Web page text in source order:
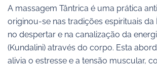
A massagem Tântrica é uma prática
originou-se nas tradições espirituais da
no despertar e na canalização da
(Kundalini) através do corpo. Esta
alivia o estresse e a tensão muscular,